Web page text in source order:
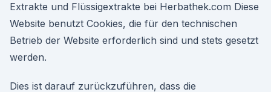
Extrakte und Flüssigextrakte bei Herbathek.com Diese
Website benutzt Cookies, die für den technischen
Betrieb der Website erforderlich sind und stets gesetzt
werden.
Dies ist darauf zurückzuführen, dass die